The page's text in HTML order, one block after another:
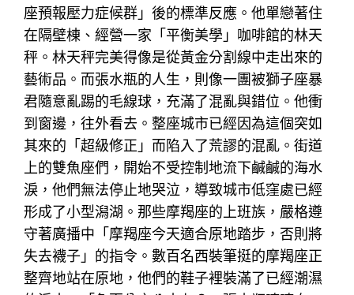
座預報壓力症候群」後的標準反應。他單戀著住
在隔壁棟、經營一家「平衡美學」咖啡館的林天
秤。林天秤完美得像是從黃金分割線中走出來的
藝術品。而張水瓶的人生，則像一團被獅子座暴
君隨意亂踢的毛線球，充滿了混亂與錯位。他衝
到窗邊，往外看去。整座城市已經因為這個突如
其來的「超級修正」而陷入了荒謬的混亂。街道
上的雙魚座們，開始不受控制地流下鹹鹹的海水
淚，他們無法停止地哭泣，導致城市低窪處已經
形成了小型潟湖。那些摩羯座的上班族，嚴格遵
守著廣播中「摩羯座今天適合原地踏步，否則將
失去襪子」的指令。數百名西裝筆挺的摩羯座正
整齊地站在原地，他們的鞋子裡裝滿了已經潮濕